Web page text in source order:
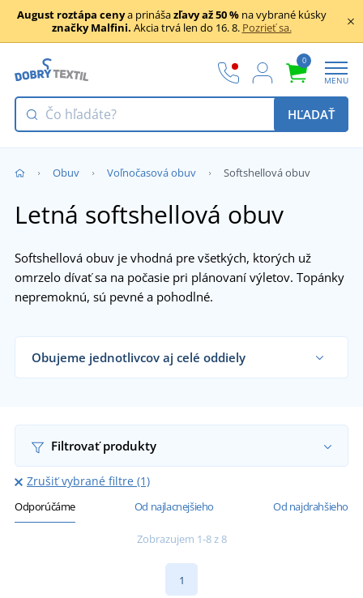
August roztápa cenya prinášazľavy až 50 %na vybrané kúsky
značky Malfini. Akcia trvá len do 16. 8. Pozrieť sa.
0
MENU
HĽADAŤ
Obuv Voľnočasová obuv Softshellová obuv
Letná softshellová obuv
Softshellová obuv je vhodná pre všetkých, ktorých už
omrzelo dívať sa na počasie pri plánovaní výletov. Topánky
nepremoknú, sú pevné a pohodlné.
Obujeme jednotlivcov aj celé oddiely
Filtrovať produkty
Zrušiť vybrané filtre (1)
Odporúčáme Od najlacnejšieho Od najdrahšieho
Zobrazujem 1-8 z 8
1